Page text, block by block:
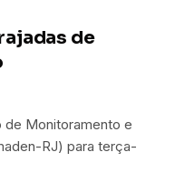
de
Monitoramento e
RJ) para terça-